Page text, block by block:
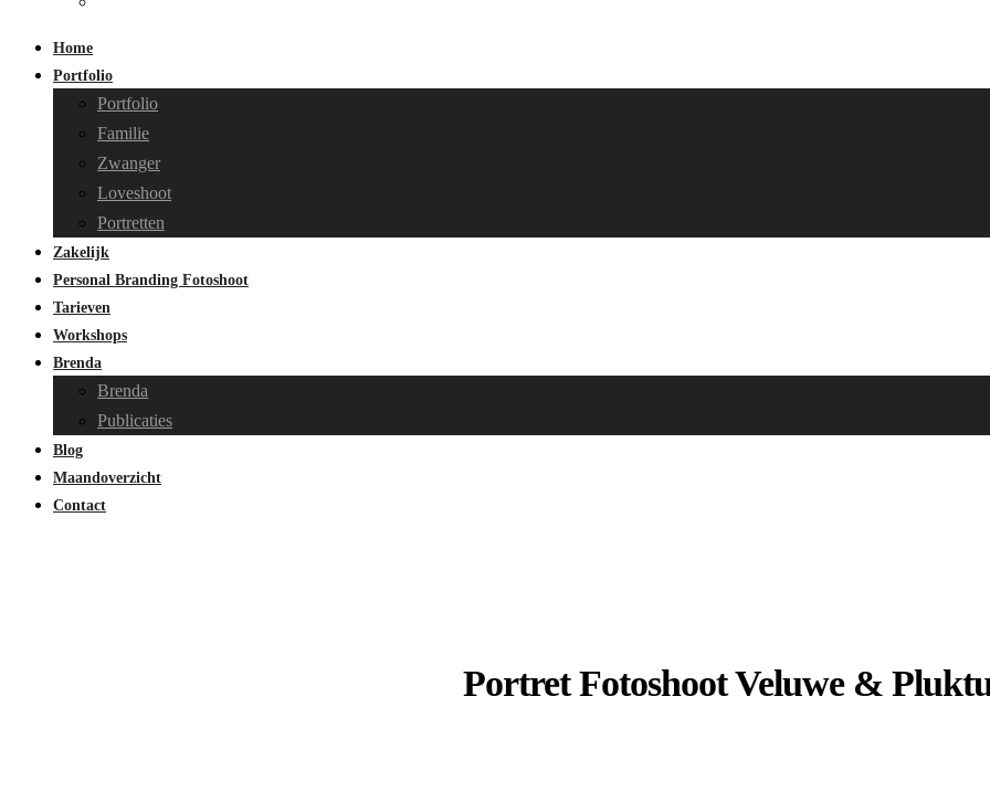
Home
Portfolio
Portfolio
Familie
Zwanger
Loveshoot
Portretten
Zakelijk
Personal Branding Fotoshoot
Tarieven
Workshops
Brenda
Brenda
Publicaties
Blog
Maandoverzicht
Contact
Portret Fotoshoot Veluwe &